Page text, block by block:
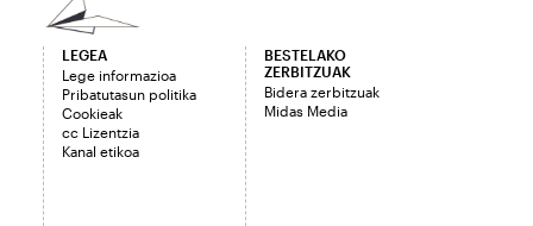
LEGEA
Lege informazioa
Pribatutasun politika
Cookieak
cc Lizentzia
Kanal etikoa
BESTELAKO
ZERBITZUAK
Bidera zerbitzuak
Midas Media